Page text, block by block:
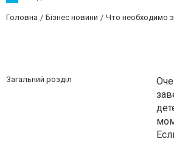
Головна Бізнес новини Что необходимо
Загальний розділ